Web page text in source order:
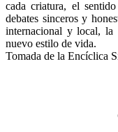
cada criatura, el
debates sinceros y
internacional y local, la
nuevo estilo de vida.
Tomada de la Encíclica